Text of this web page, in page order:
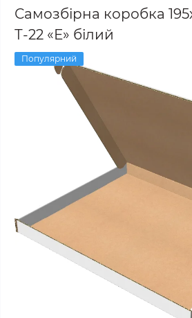
Самозбірна коробка
Т-22 «Е» білий
Популярний